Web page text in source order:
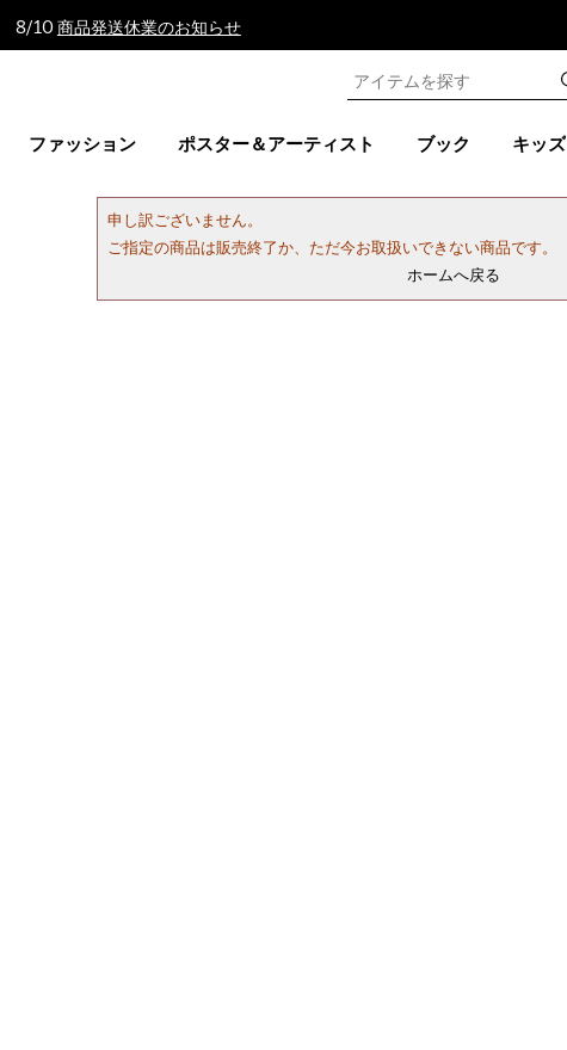
8/10 商品発送休業のお知らせ
ファッション ポスター＆アーティスト ブック キッズ
申し訳ございません。
ご指定の商品は販売終了か、ただ今お取扱いできない商品です。
ホームへ戻る